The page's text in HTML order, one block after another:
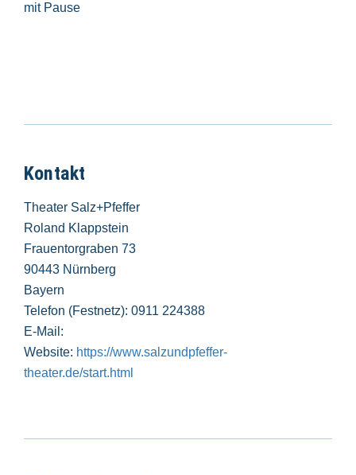
mit Pause
Kontakt
Theater Salz+Pfeffer
Roland Klappstein
Frauentorgraben 73
90443 Nürnberg
Bayern
Telefon (Festnetz): 0911 224388
E-Mail:
Website: https://www.salzundpfeffer-
theater.de/start.html